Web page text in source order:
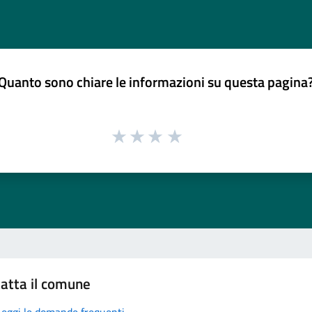
sono chiare le informazioni su questa
il comune